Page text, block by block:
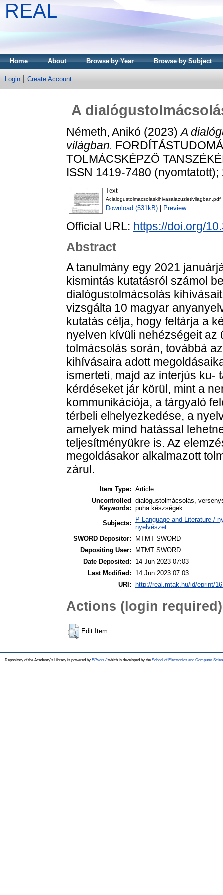
REAL
Home About Browse by Year Browse by Subject
Login Create Account
A
Németh, Anikó (2023)A
világban.
TOLMÁCSKÉPZŐ
ISSN 1419-7480
Text
Adialogustolmacsolaskihivasaiazuzletivilagban.pdf
Download (531kB) Preview
Official URL: https://doi.org/
Abstract
A tanulmány egy 2021
kismintás kutatásról számol
dialógustolmácsolás
vizsgálta 10 magyar
kutatás célja, hogy feltárja a
nyelven kívüli nehézségeit az
tolmácsolás során, továbbá
kihívásaira adott
ismerteti, majd az interjús ku-
kérdéseket jár körül, mint a
kommunikációja, a tárgyaló
térbeli elhelyezkedése, a
amelyek mind hatással
teljesítményükre is. Az
megoldásakor alkalmazott
zárul.
Item Type: Article
Uncontrolled
Keywords:
dialógustolmácsolás,
puha készségek
Subjects:
P Language and Literature /
nyelvészet
SWORD Depositor:
MTMT SWORD
Depositing User:
MTMT SWORD
Date Deposited:
14 Jun 2023 07:03
Last Modified:
14 Jun 2023 07:03
URI:
http://real.mtak.hu/id/eprint/
Actions (login required)
Edit Item
Repository of the Academy's Library is powered by EPrints 3which is developed by the School of Electronics and Computer